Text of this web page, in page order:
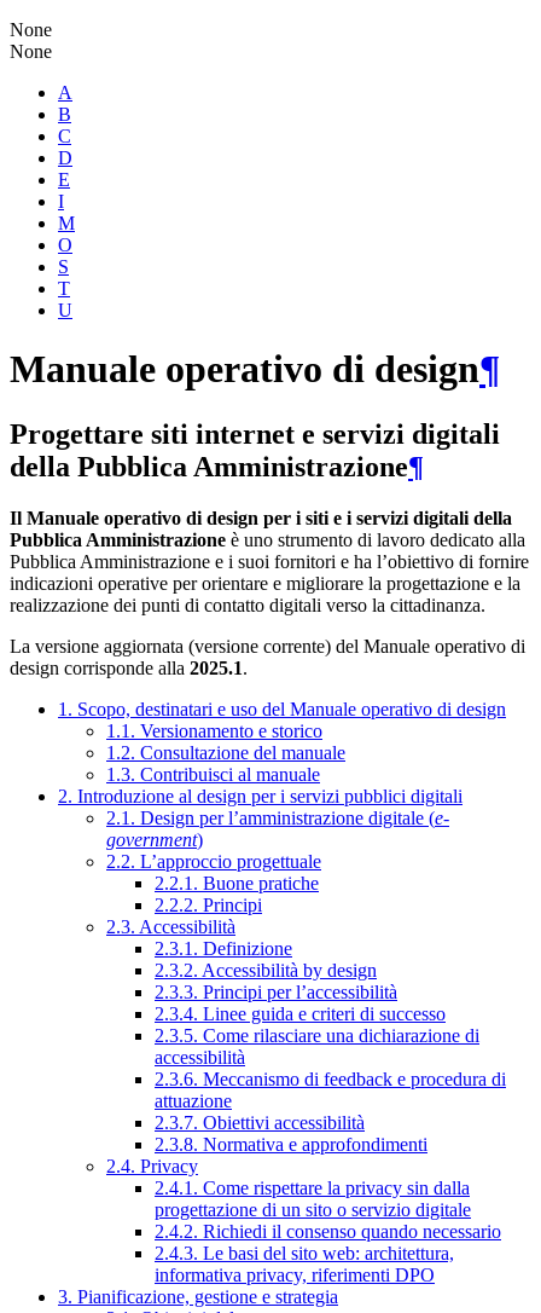
None
None
A
B
C
D
E
I
M
O
S
T
U
Manuale operativo di design¶
Progettare siti internet e servizi digitali
della Pubblica Amministrazione¶
Il Manuale operativo di design per i siti e i servizi digitali della
Pubblica Amministrazione è uno strumento di lavoro dedicato alla
Pubblica Amministrazione e i suoi fornitori e ha l’obiettivo di fornire
indicazioni operative per orientare e migliorare la progettazione e la
realizzazione dei punti di contatto digitali verso la cittadinanza.
La versione aggiornata (versione corrente) del Manuale operativo di
design corrisponde alla 2025.1.
1. Scopo, destinatari e uso del Manuale operativo di design
1.1. Versionamento e storico
1.2. Consultazione del manuale
1.3. Contribuisci al manuale
2. Introduzione al design per i servizi pubblici digitali
2.1. Design per l’amministrazione digitale (e-
government)
2.2. L’approccio progettuale
2.2.1. Buone pratiche
2.2.2. Principi
2.3. Accessibilità
2.3.1. Definizione
2.3.2. Accessibilità by design
2.3.3. Principi per l’accessibilità
2.3.4. Linee guida e criteri di successo
2.3.5. Come rilasciare una dichiarazione di
accessibilità
2.3.6. Meccanismo di feedback e procedura di
attuazione
2.3.7. Obiettivi accessibilità
2.3.8. Normativa e approfondimenti
2.4. Privacy
2.4.1. Come rispettare la privacy sin dalla
progettazione di un sito o servizio digitale
2.4.2. Richiedi il consenso quando necessario
2.4.3. Le basi del sito web: architettura,
informativa privacy, riferimenti DPO
3. Pianificazione, gestione e strategia